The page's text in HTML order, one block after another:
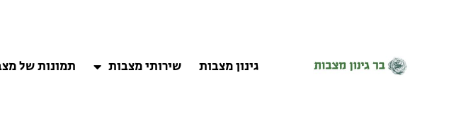
גינון מצבות שירותי מצבות תמונות של